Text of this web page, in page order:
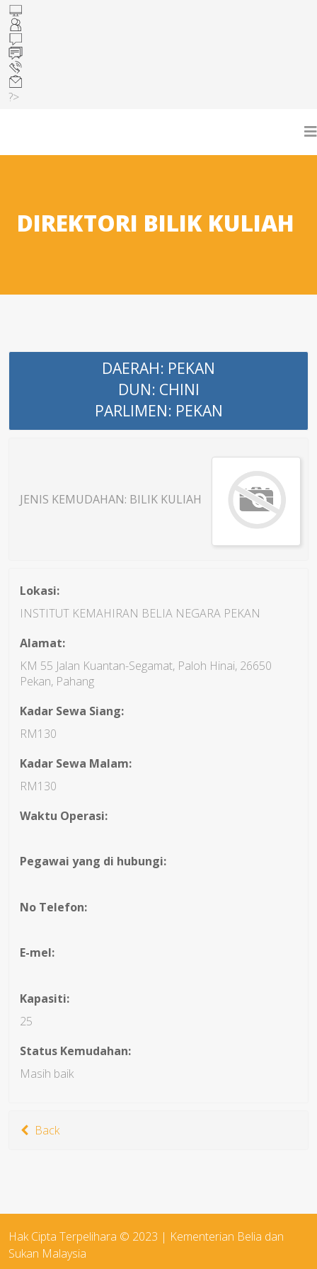
?>
DIREKTORI BILIK KULIAH
DAERAH: PEKAN
DUN: CHINI
PARLIMEN: PEKAN
JENIS KEMUDAHAN: BILIK KULIAH
Lokasi:
INSTITUT KEMAHIRAN BELIA NEGARA PEKAN
Alamat:
KM 55 Jalan Kuantan-Segamat, Paloh Hinai, 26650
Pekan, Pahang
Kadar Sewa Siang:
RM130
Kadar Sewa Malam:
RM130
Waktu Operasi:
Pegawai yang di hubungi:
No Telefon:
E-mel:
Kapasiti:
25
Status Kemudahan:
Masih baik
Back
Hak Cipta Terpelihara © 2023 | Kementerian Belia dan
Sukan Malaysia